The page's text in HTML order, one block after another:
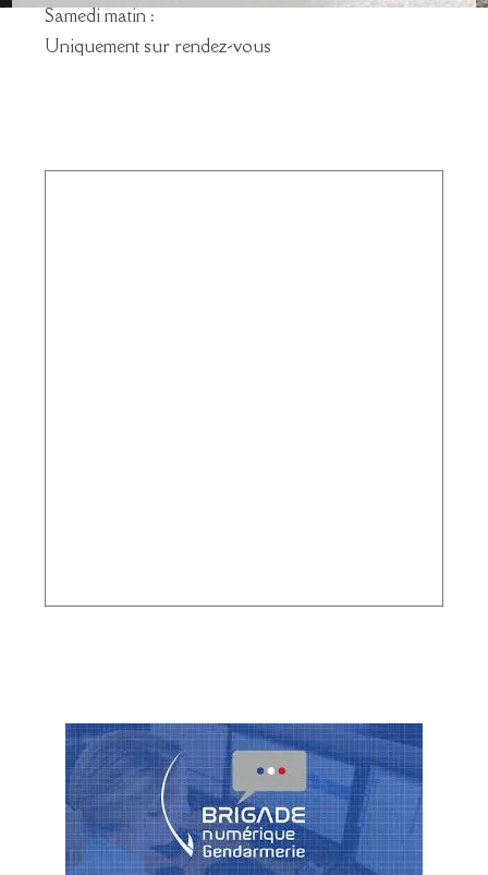
Samedi matin :
Uniquement sur rendez-vous